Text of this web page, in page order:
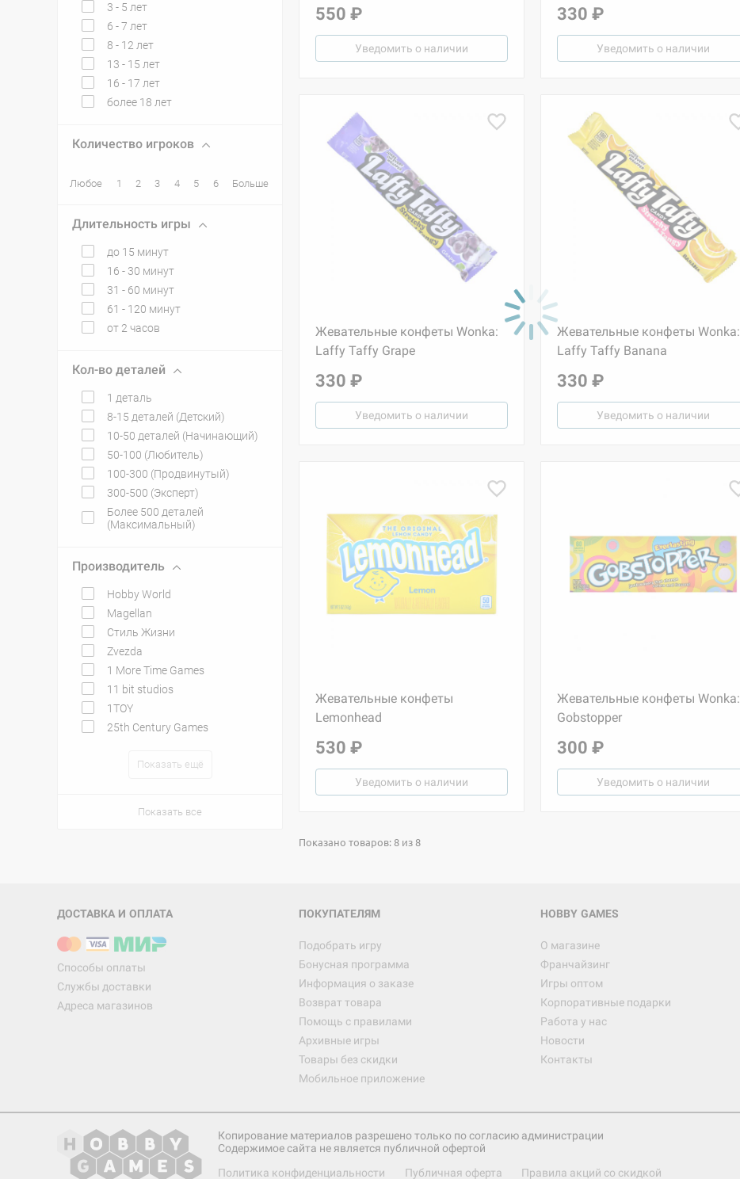
3 - 5 лет
6 - 7 лет
8 - 12 лет
13 - 15 лет
16 - 17 лет
более 18 лет
Количество игроков
Любое 1 2 3 4 5 6 Больше
Длительность игры
до 15 минут
16 - 30 минут
31 - 60 минут
61 - 120 минут
от 2 часов
Кол-во деталей
1 деталь
8-15 деталей (Детский)
10-50 деталей (Начинающий)
50-100 (Любитель)
100-300 (Продвинутый)
300-500 (Эксперт)
Более 500 деталей
(Максимальный)
Производитель
Hobby World
Magellan
Стиль Жизни
Zvezda
1 More Time Games
11 bit studios
1TOY
25th Century Games
Показать ещё
Показать все
550 ₽
Уведомить о наличии
330 ₽
Уведомить о наличии
Жевательные конфеты Wonka:
Laffy Taffy Grape
330 ₽
Уведомить о наличии
Жевательные конфеты Wonka:
Laffy Taffy Banana
330 ₽
Уведомить о наличии
Жевательные конфеты
Lemonhead
530 ₽
Уведомить о наличии
Жевательные конфеты Wonka:
Gobstopper
300 ₽
Уведомить о наличии
Показано товаров: 8 из 8
ДОСТАВКА И ОПЛАТА
Способы оплаты
Службы доставки
Адреса магазинов
ПОКУПАТЕЛЯМ
Подобрать игру
Бонусная программа
Информация о заказе
Возврат товара
Помощь с правилами
Архивные игры
Товары без скидки
Мобильное приложение
HOBBY GAMES
О магазине
Франчайзинг
Игры оптом
Корпоративные подарки
Работа у нас
Новости
Контакты
Копирование материалов разрешено только по согласию администрации
Содержимое сайта не является публичной офертой
Политика конфиденциальности
Публичная оферта Правила акций со скидкой